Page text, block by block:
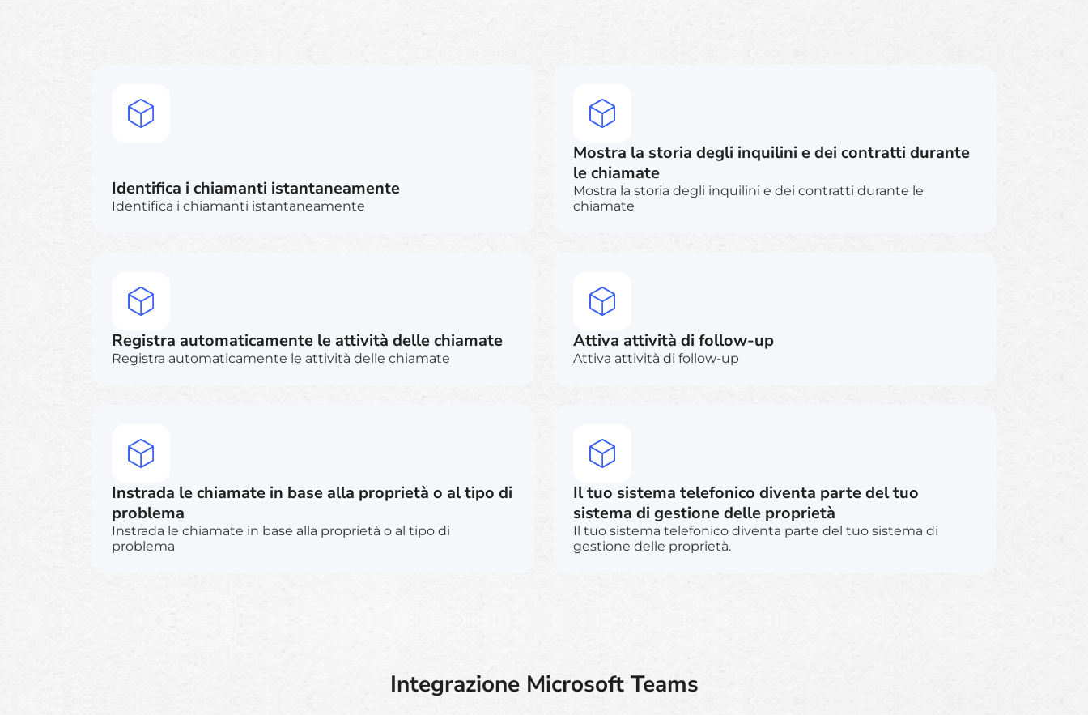
Identifica i chiamanti istantaneamente
Identifica i chiamanti istantaneamente
Mostra la storia degli inquilini e dei contratti durante
le chiamate
Mostra la storia degli inquilini e dei contratti durante le
chiamate
Registra automaticamente le attività delle chiamate
Registra automaticamente le attività delle chiamate
Attiva attività di follow-up
Attiva attività di follow-up
Instrada le chiamate in base alla proprietà o al tipo di
problema
Instrada le chiamate in base alla proprietà o al tipo di
problema
Il tuo sistema telefonico diventa parte del tuo
sistema di gestione delle proprietà
Il tuo sistema telefonico diventa parte del tuo sistema di
gestione delle proprietà.
Integrazione Microsoft Teams